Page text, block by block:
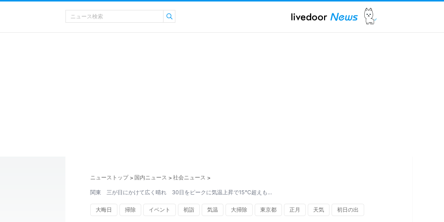
ニューストップ > 国内ニュース > 社会ニュース >
関東 三が日にかけて広く晴れ 30日をピークに気温上昇で15℃超えも…
大晦日 掃除 イベント 初詣 気温 大掃除 東京都 正月 天気 初日の出